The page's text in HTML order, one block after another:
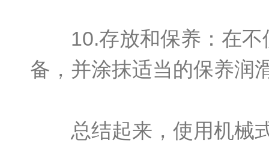
10.存放和保养：在不
备，并涂抹适当的保养润
总结起来，使用机械式